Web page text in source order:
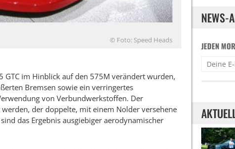
© Foto: Speed Heads
GTC im Hinblick auf den 575M verändert wurden,
Bremsen sowie ein verringertes
von Verbundwerkstoffen. Der
der doppelte, mit einem Nolder versehene
das Ergebnis ausgiebiger aerodynamischer
NEWS-
JEDEN